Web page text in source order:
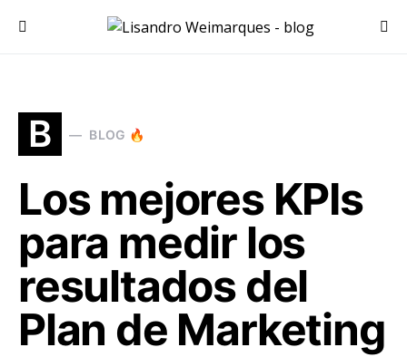
Search for:
B BLOG 🔥
Los mejores KPIs
para medir los
resultados del
Plan de Marketing